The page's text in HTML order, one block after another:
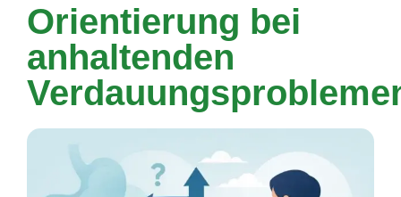
Orientierung bei
anhaltenden